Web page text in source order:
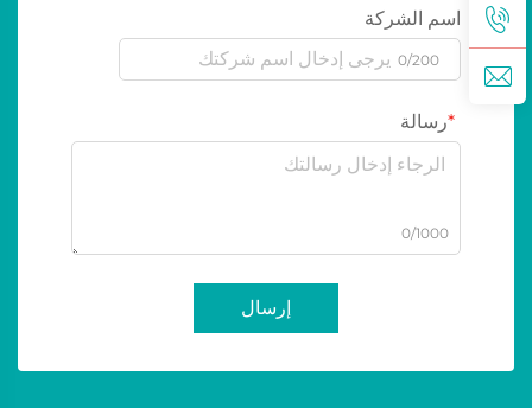
اسم الشركة
0/200
رسالة
0/1000
إرسال